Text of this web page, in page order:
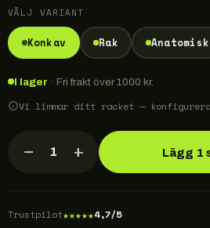
VÄLJ VARIANT
Konkav Rak Anatomisk
I lager · Fri frakt över 1000 kr.
Vi limmar ditt racket —
− 1 + Lägg 1
Trustpilot★★★★★4,7/5